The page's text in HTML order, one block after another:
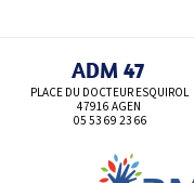
ADM 47
PLACE DU DOCTEUR ESQUIROL
47916 AGEN
05 53 69 23 66